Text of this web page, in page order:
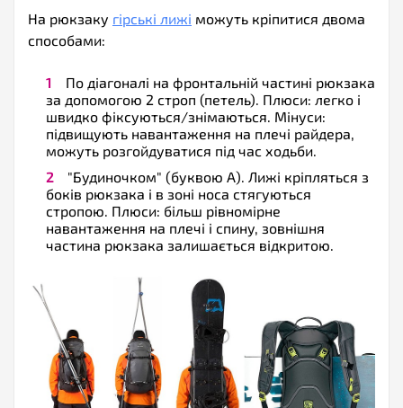
На рюкзаку гірські лижі можуть кріпитися двома
способами:
По діагоналі на фронтальній частині рюкзака
за допомогою 2 строп (петель). Плюси: легко і
швидко фіксуються/знімаються. Мінуси:
підвищують навантаження на плечі райдера,
можуть розгойдуватися під час ходьби.
"Будиночком" (буквою А). Лижі кріпляться з
боків рюкзака і в зоні носа стягуються
стропою. Плюси: більш рівномірне
навантаження на плечі і спину, зовнішня
частина рюкзака залишається відкритою.